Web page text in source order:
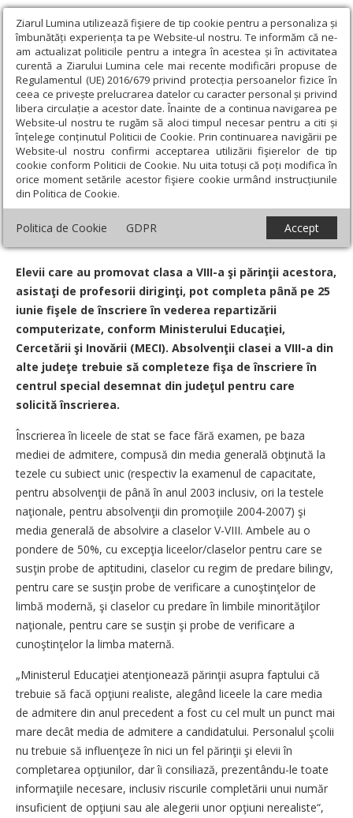
Ziarul Lumina utilizează fişiere de tip cookie pentru a personaliza și
îmbunătăți experiența ta pe Website-ul nostru. Te informăm că ne-
am actualizat politicile pentru a integra în acestea și în activitatea
curentă a Ziarului Lumina cele mai recente modificări propuse de
Regulamentul (UE) 2016/679 privind protecția persoanelor fizice în
ceea ce privește prelucrarea datelor cu caracter personal și privind
libera circulație a acestor date. Înainte de a continua navigarea pe
Website-ul nostru te rugăm să aloci timpul necesar pentru a citi și
înțelege conținutul Politicii de Cookie. Prin continuarea navigării pe
Website-ul nostru confirmi acceptarea utilizării fişierelor de tip
cookie conform Politicii de Cookie. Nu uita totuși că poți modifica în
orice moment setările acestor fişiere cookie urmând instrucțiunile
din Politica de Cookie.
Politica de Cookie GDPR Accept
Ziarul Lumina › Educaţie și Cultură › Educaţie › Cât mai multe
opţiuni în fişa pentru admiterea la liceu
Cât mai multe opţiuni în fişa pentru
admiterea la liceu
Data: 18 Iunie 2009
Elevii care au promovat clasa a VIII-a şi părinţii acestora,
asistaţi de profesorii diriginţi, pot completa până pe 25
iunie fişele de înscriere în vederea repartizării
computerizate, conform Ministerului Educaţiei,
Cercetării şi Inovării (MECI). Absolvenţii clasei a VIII-a din
alte judeţe trebuie să completeze fişa de înscriere în
centrul special desemnat din judeţul pentru care
solicită înscrierea.
Înscrierea în liceele de stat se face fără examen, pe baza
mediei de admitere, compusă din media generală obţinută la
tezele cu subiect unic (respectiv la examenul de capacitate,
pentru absolvenţii de până în anul 2003 inclusiv, ori la testele
naţionale, pentru absolvenţii din promoţiile 2004-2007) şi
media generală de absolvire a claselor V-VIII. Ambele au o
pondere de 50%, cu excepţia liceelor/claselor pentru care se
susţin probe de aptitudini, claselor cu regim de predare bilingv,
pentru care se susţin probe de verificare a cunoştinţelor de
limbă modernă, şi claselor cu predare în limbile minorităţilor
naţionale, pentru care se susţin şi probe de verificare a
cunoştinţelor la limba maternă.
„Ministerul Educaţiei atenţionează părinţii asupra faptului că
trebuie să facă opţiuni realiste, alegând liceele la care media
de admitere din anul precedent a fost cu cel mult un punct mai
mare decât media de admitere a candidatului. Personalul şcolii
nu trebuie să influenţeze în nici un fel părinţii şi elevii în
completarea opţiunilor, dar îi consiliază, prezentându-le toate
informaţiile necesare, inclusiv riscurile completării unui număr
insuficient de opţiuni sau ale alegerii unor opţiuni nerealiste“,